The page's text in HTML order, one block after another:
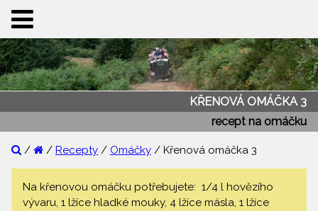
KŘENOVÁ OMÁČKA 3
recept na omáčku
/ / Recepty / Omáčky / Křenová omáčka 3
Na křenovou omáčku potřebujete: 1/4 l hovězího
vývaru, 1 lžíce hladké mouky, 4 lžíce másla, 1 lžíce